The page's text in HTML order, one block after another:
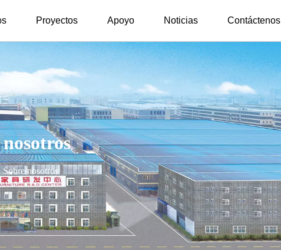
Proyectos Apoyo Noticias Contáctenos
Sobre nosotros